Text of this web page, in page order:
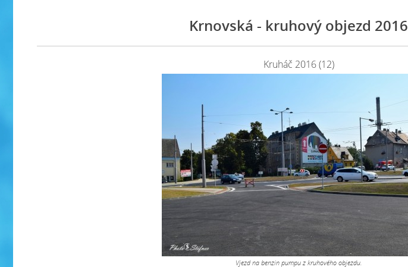
Krnovská - kruhový objezd 2016
Kruháč 2016 (12)
Vjezd na benzin pumpu z kruhového objezdu.